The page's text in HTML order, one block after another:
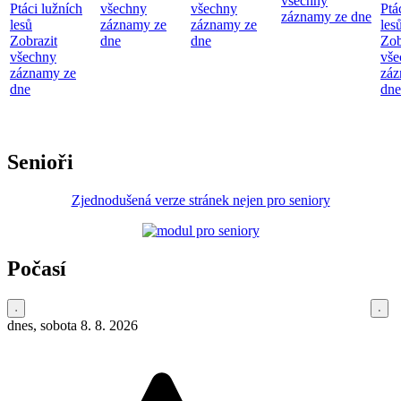
Ptáci lužních
lesů
Zobrazit
všechny
záznamy ze
dne
všechny
záznamy ze
dne
všechny
záznamy ze
dne
záznamy ze dne
dne
Senioři
Zjednodušená verze stránek nejen pro seniory
Počasí
dnes, sobota 8. 8. 2026